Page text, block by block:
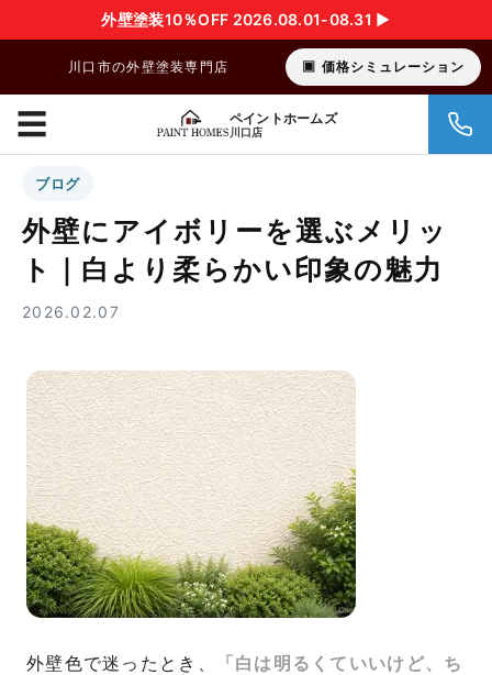
外壁塗装10％OFF 2026.08.01-08.31 ▶︎
川口市の外壁塗装専門店 価格シミュレーション
ペイントホームズ
川口店
☰
ブログ
外壁にアイボリーを選ぶメリッ
ト｜白より柔らかい印象の魅力
2026.02.07
外壁色で迷ったとき、
「白は明るくていいけど、ち